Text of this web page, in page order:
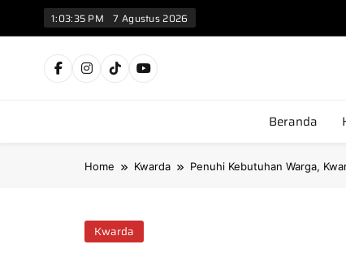
1:03:37 PM 7 Agustus 2026
Beranda
Home Kwarda Penuhi Kebutuhan Warga,
Kwarda